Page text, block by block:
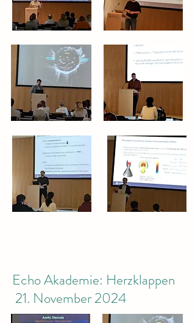
Echo Akademie: Herzklappen
21. November 2024